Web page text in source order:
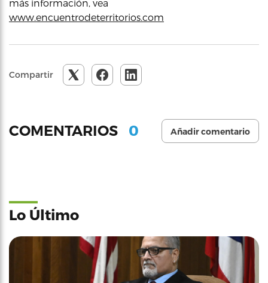
más información, vea
www.encuentrodeterritorios.com
Compartir
COMENTARIOS 0 Añadir comentario
Lo Último